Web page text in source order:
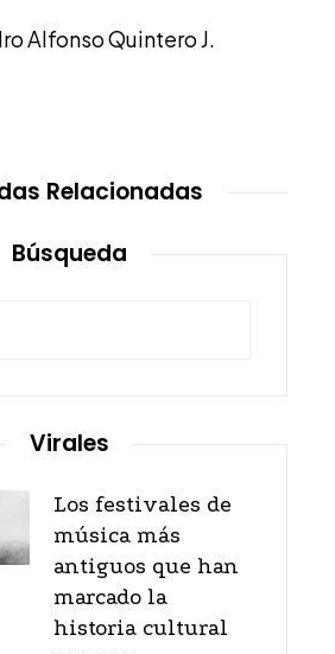
Alfonso Quintero J.
Relacionadas
Búsqueda
Virales
Los festivales de
música más
antiguos que han
marcado la
historia cultural